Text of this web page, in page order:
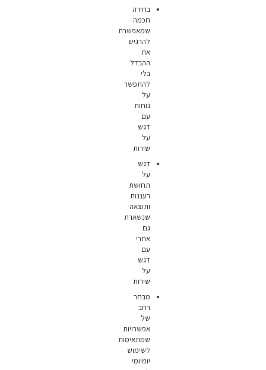
בחירה
חכמה
שמאפשרת
להרגיש
את
ההבדל
בלי
להתפשר
על
נוחות
עם
דגש
על
שירות
דגש
על
תחושת
רעננות
ותוצאה
שנשארת
גם
אחרי
עם
דגש
על
שירות
מבחר
רחב
של
אפשרויות
שמתאימות
לשימוש
יומיומי